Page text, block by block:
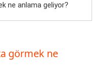
ne anlama geliyor?
görmek ne